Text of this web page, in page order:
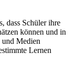
dass Schüler ihre
können und in
Medien
Lernen